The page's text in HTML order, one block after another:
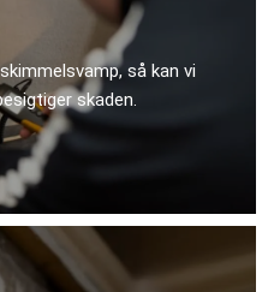
så kan vi
skaden.